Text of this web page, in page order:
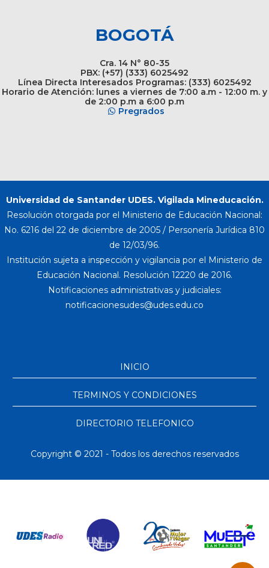
BOGOTÁ
Cra. 14 N° 80-35
PBX: (+57) (333) 6025492
Línea Directa Interesados Programas: (333) 6025492
Horario de Atención: lunes a viernes de 7:00 a.m - 12:00 m. y
de 2:00 p.m a 6:00 p.m
Pregrados
Universidad de Santander UDES. Vigilada Mineducación.
Resolución otorgada por el Ministerio de Educación Nacional:
No. 6216 del 22 de diciembre de 2005 / Personería Jurídica 810
de 12/03/96.
Institución sujeta a inspección y vigilancia por el Ministerio de
Educación Nacional. Resolución 12220 de 2016.
Notificaciones administrativas y judiciales:
INICIO
TERMINOS Y CONDICIONES
DIRECTORIO TELEFONICO
Copyright © 2021 - Todos los derechos reservados